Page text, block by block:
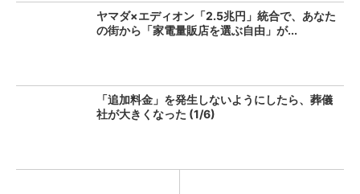
ヤマダ×エディオン「2.5兆円」統合で、あなた
の街から「家電量販店を選ぶ自由」が...
「追加料金」を発生しないようにしたら、葬儀
社が大きくなった (1/6)